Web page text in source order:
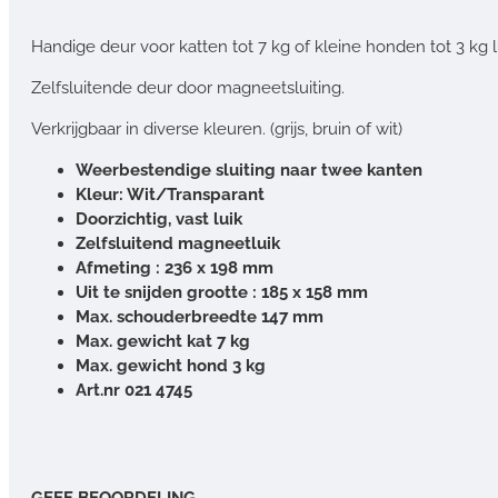
Handige deur voor katten tot 7 kg of kleine honden tot 3 kg
Zelfsluitende deur door magneetsluiting.
Verkrijgbaar in diverse kleuren. (grijs, bruin of wit)
Weerbestendige sluiting naar twee kanten
Kleur: Wit/Transparant
Doorzichtig, vast luik
Zelfsluitend magneetluik
Afmeting : 236 x 198 mm
Uit te snijden grootte : 185 x 158 mm
Max. schouderbreedte 147 mm
Max. gewicht kat 7 kg
Max. gewicht hond 3 kg
Art.nr 021 4745